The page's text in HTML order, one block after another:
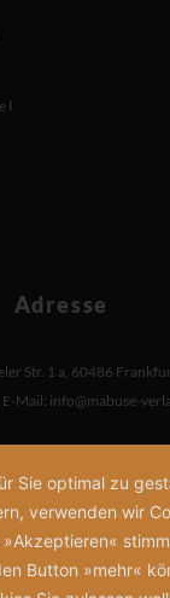
Adresse
Str. 1 a, 60486
E-Mail: info@mabuse-
Sie optimal zu
verwenden wir
Button »mehr«